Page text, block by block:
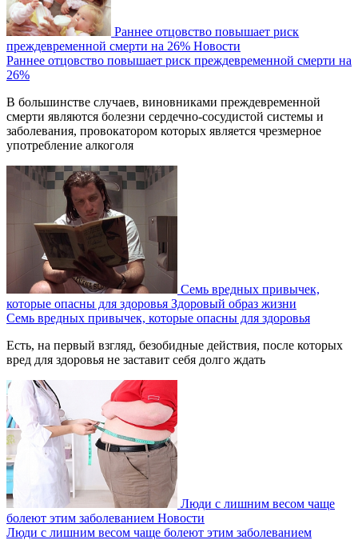
Раннее отцовство повышает риск
преждевременной смерти на 26% Новости
Раннее отцовство повышает риск преждевременной смерти на
26%
В большинстве случаев, виновниками преждевременной
смерти являются болезни сердечно-сосудистой системы и
заболевания, провокатором которых является чрезмерное
употребление алкоголя
Семь вредных привычек,
которые опасны для здоровья Здоровый образ жизни
Семь вредных привычек, которые опасны для здоровья
Есть, на первый взгляд, безобидные действия, после которых
вред для здоровья не заставит себя долго ждать
Люди с лишним весом чаще
болеют этим заболеванием Новости
Люди с лишним весом чаще болеют этим заболеванием